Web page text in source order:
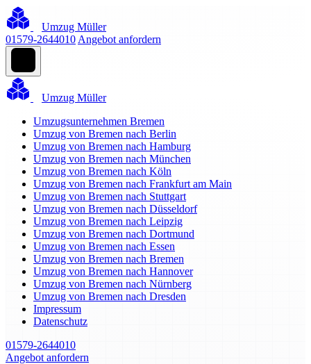
Umzug Müller
01579-2644010 Angebot anfordern
Umzug Müller
Umzugsunternehmen Bremen
Umzug von Bremen nach Berlin
Umzug von Bremen nach Hamburg
Umzug von Bremen nach München
Umzug von Bremen nach Köln
Umzug von Bremen nach Frankfurt am Main
Umzug von Bremen nach Stuttgart
Umzug von Bremen nach Düsseldorf
Umzug von Bremen nach Leipzig
Umzug von Bremen nach Dortmund
Umzug von Bremen nach Essen
Umzug von Bremen nach Bremen
Umzug von Bremen nach Hannover
Umzug von Bremen nach Nürnberg
Umzug von Bremen nach Dresden
Impressum
Datenschutz
01579-2644010
Angebot anfordern